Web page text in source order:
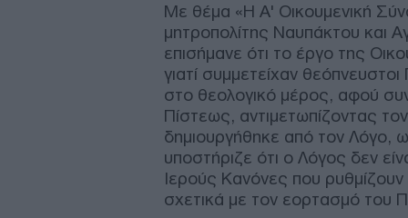
Με θέμα «Η Α' Οικουμενική
μητροπολίτης Ναυπάκτου και
επισήμανε ότι το έργο της
γιατί συμμετείχαν
στο θεολογικό μέρος, αφού
Πίστεως, αντιμετωπίζοντας
δημιουργήθηκε από τον Λόγο,
υποστήριζε ότι ο Λόγος δεν
Ιερούς Κανόνες που
σχετικά με τον εορτασμό του